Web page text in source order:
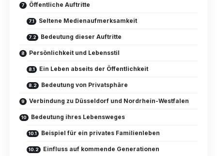
Öffentliche Auftritte
Seltene Medienaufmerksamkeit
Bedeutung dieser Auftritte
Persönlichkeit und Lebensstil
Ein Leben abseits der Öffentlichkeit
Bedeutung von Privatsphäre
Verbindung zu Düsseldorf und Nordrhein-Westfalen
Bedeutung ihres Lebensweges
Beispiel für ein privates Familienleben
Einfluss auf kommende Generationen